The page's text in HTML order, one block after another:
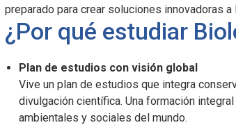
preparado para crear soluciones innovadoras
¿Por qué estudiar
Plan de estudios con visión global
Vive un plan de estudios que integra
divulgación científica. Una formación
ambientales y sociales del mundo.